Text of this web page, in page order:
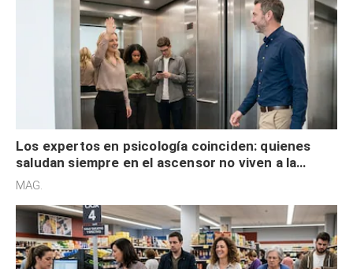
Los expertos en psicología coinciden: quienes
saludan siempre en el ascensor no viven a la
defensiva y tienen apertura social
MAG.